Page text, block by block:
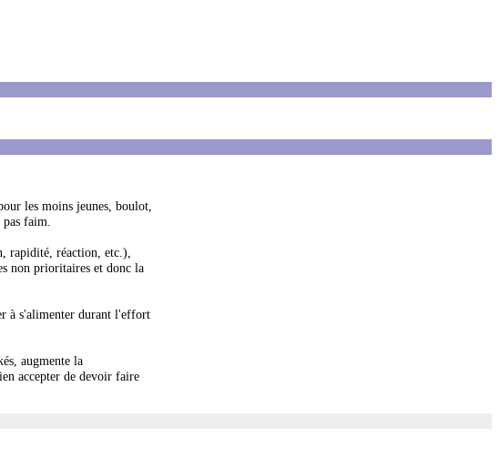
les moins jeunes, boulot,
pas faim.
rapidité, réaction, etc.),
non prioritaires et donc la
à s'alimenter durant l'effort
augmente la
accepter de devoir faire